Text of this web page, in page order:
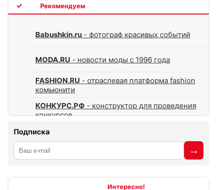
Babushkin.ru - фотограф красивых событий
MODA.RU - новости моды с 1996 года
FASHION.RU - отраслевая платформа fashion
комьюнити
КОНКУРС.РФ - конструктор для проведения
конкурсов
Подписка